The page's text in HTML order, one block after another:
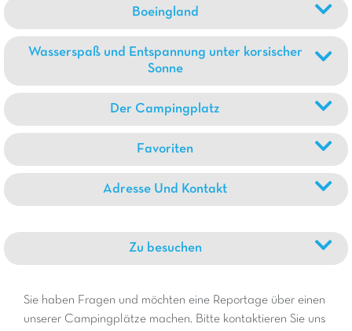
Boeingland
Wasserspaß und Entspannung unter korsischer
Sonne
Der Campingplatz
Favoriten
Adresse Und Kontakt
Zu besuchen
Sie haben Fragen und möchten eine Reportage über einen
unserer Campingplätze machen. Bitte kontaktieren Sie uns